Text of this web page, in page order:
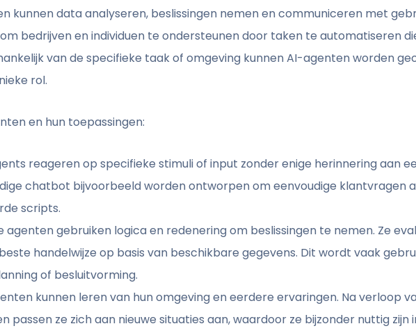
kunnen data analyseren, beslissingen nemen en communiceren met
bedrijven en individuen te ondersteunen door taken te automatiseren
van de specifieke taak of omgeving kunnen AI-agenten worden
rol.
en hun toepassingen:
reageren op specifieke stimuli of input zonder enige herinnering aan
chatbot bijvoorbeeld worden ontworpen om eenvoudige klantvragen
scripts.
agenten gebruiken logica en redenering om beslissingen te nemen. Ze
handelwijze op basis van beschikbare gegevens. Dit wordt vaak
of besluitvorming.
kunnen leren van hun omgeving en eerdere ervaringen. Na verloop
passen ze zich aan nieuwe situaties aan, waardoor ze bijzonder nuttig zijn